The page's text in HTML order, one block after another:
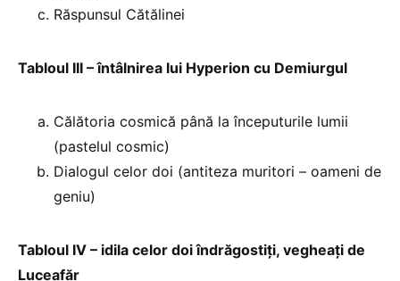
Răspunsul Cătălinei
Tabloul III – întâlnirea lui Hyperion cu Demiurgul
Călătoria cosmică până la începuturile lumii
(pastelul cosmic)
Dialogul celor doi (antiteza muritori – oameni de
geniu)
Tabloul IV – idila celor doi îndrăgostiţi, vegheaţi de
Luceafăr